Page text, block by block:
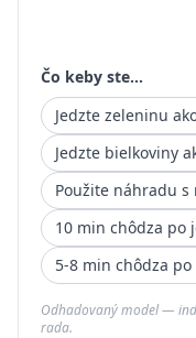
Čo keby ste...
Jedzte zeleninu
Jedzte bielkoviny
Použite náhradu s
10 min chôdza po
5-8 min chôdza po
Odhadovaný model —
rada.